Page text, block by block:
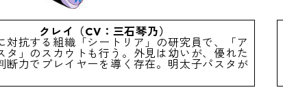
クレイ（CV：三石琴乃）
対抗する組織「シートリア」の研究員で、「ア
タ」のスカウトも行う。外見は幼いが、優れた
断力でプレイヤーを導く存在。明太子パスタが